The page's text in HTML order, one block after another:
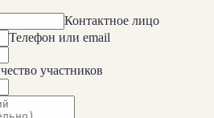
Контактное лицо
Телефон или email
участников